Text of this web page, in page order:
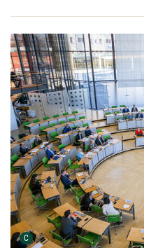
Detailansicht öffnen:
C Urheber der Grafik: